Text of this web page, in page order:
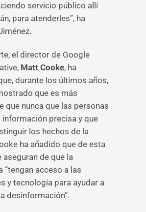
servicio público allí
para atenderles”, ha
el director de Google
Matt Cooke, ha
durante los últimos años,
que es más
que nunca que las personas
información precisa y que
los hechos de la
ha añadido que de esta
aseguran de que la
“tengan acceso a las
y tecnología para ayudar a
desinformación”.